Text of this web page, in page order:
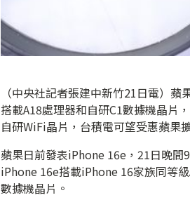
（中央社記者張建中新竹21日電）
搭載A18處理器和自研C1數據機晶片
自研WiFi晶片，台積電可望受惠蘋果
蘋果日前發表iPhone 16e，21日晚間
iPhone 16e搭載iPhone 16家族同等
數據機晶片。